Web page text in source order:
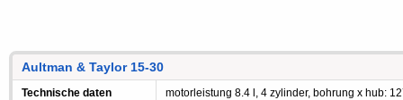
Aultman & Taylor 15-30
Technische daten
motorleistung 8.4 l, 4 zylinder, bohrung x hub: